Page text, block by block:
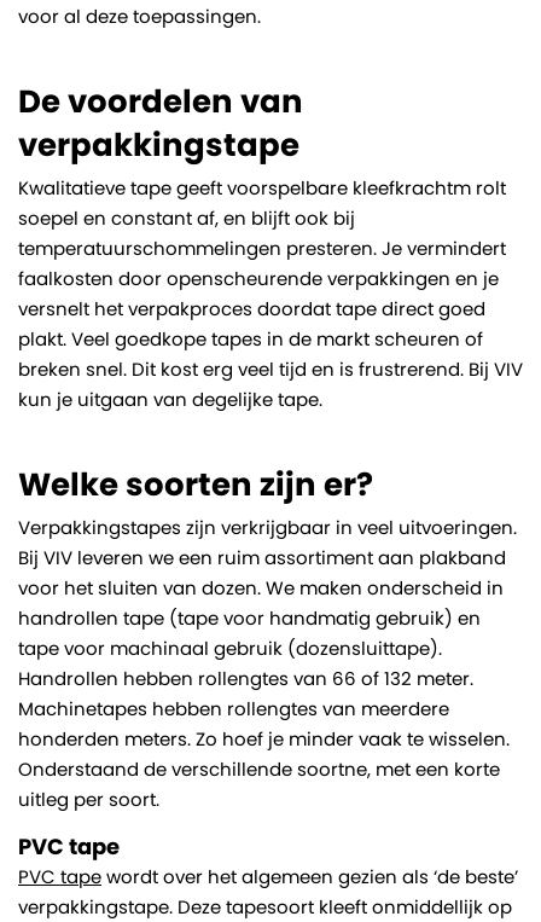
voor al deze toepassingen.
De voordelen van
verpakkingstape
Kwalitatieve tape geeft voorspelbare kleefkrachtm rolt
soepel en constant af, en blijft ook bij
temperatuurschommelingen presteren. Je vermindert
faalkosten door openscheurende verpakkingen en je
versnelt het verpakproces doordat tape direct goed
plakt. Veel goedkope tapes in de markt scheuren of
breken snel. Dit kost erg veel tijd en is frustrerend. Bij VIV
kun je uitgaan van degelijke tape.
Welke soorten zijn er?
Verpakkingstapes zijn verkrijgbaar in veel uitvoeringen.
Bij VIV leveren we een ruim assortiment aan plakband
voor het sluiten van dozen. We maken onderscheid in
handrollen tape (tape voor handmatig gebruik) en
tape voor machinaal gebruik (dozensluittape).
Handrollen hebben rollengtes van 66 of 132 meter.
Machinetapes hebben rollengtes van meerdere
honderden meters. Zo hoef je minder vaak te wisselen.
Onderstaand de verschillende soortne, met een korte
uitleg per soort.
PVC tape
PVC tapewordt over het algemeen gezien als ‘de beste’
verpakkingstape. Deze tapesoort kleeft onmiddellijk op